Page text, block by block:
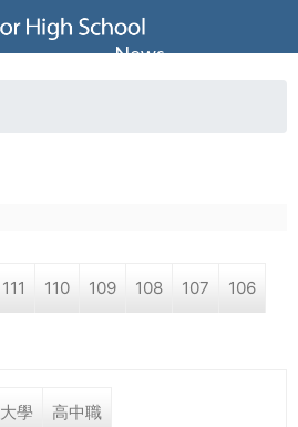
to navigation
111 110 109 108 107 106
學 高中職
News